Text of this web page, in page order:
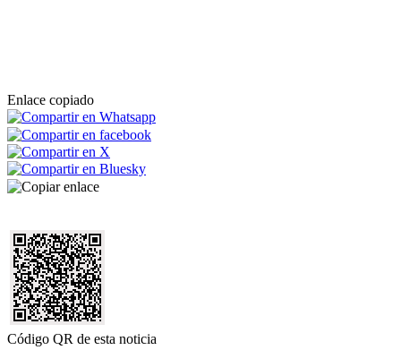
Enlace copiado
Código QR de esta noticia